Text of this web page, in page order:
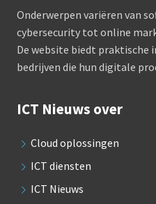
Onderwerpen variëren van
cybersecurity tot online
De website biedt praktische
bedrijven die hun digitale
ICT Nieuws over
Cloud oplossingen
ICT diensten
ICT Nieuws